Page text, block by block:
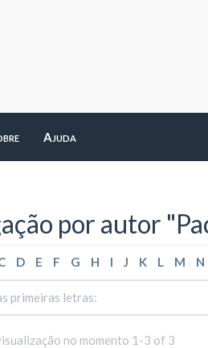
Ajuda
por autor
D E F G H I J K L M N
no momento 1-3 of 3